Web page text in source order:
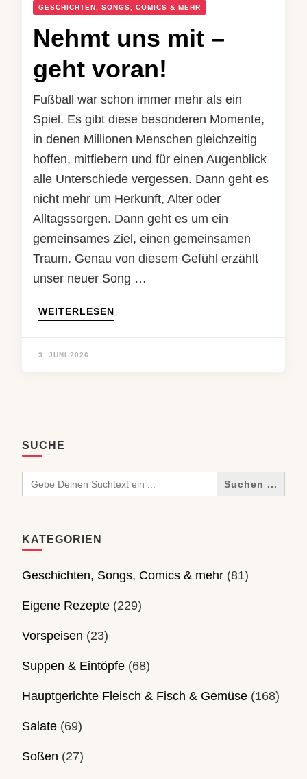
GESCHICHTEN, SONGS, COMICS & MEHR
Nehmt uns mit –
geht voran!
Fußball war schon immer mehr als ein
Spiel. Es gibt diese besonderen Momente,
in denen Millionen Menschen gleichzeitig
hoffen, mitfiebern und für einen Augenblick
alle Unterschiede vergessen. Dann geht es
nicht mehr um Herkunft, Alter oder
Alltagssorgen. Dann geht es um ein
gemeinsames Ziel, einen gemeinsamen
Traum. Genau von diesem Gefühl erzählt
unser neuer Song …
WEITERLESEN
3. JUNI 2026
SUCHE
Search
for:
KATEGORIEN
Geschichten, Songs, Comics & mehr (81)
Eigene Rezepte (229)
Vorspeisen (23)
Suppen & Eintöpfe (68)
Hauptgerichte Fleisch & Fisch & Gemüse (168)
Salate (69)
Soßen (27)